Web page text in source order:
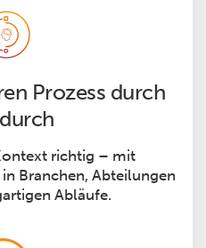
Prozess durch
richtig – mit
Branchen, Abteilungen
Abläufe.